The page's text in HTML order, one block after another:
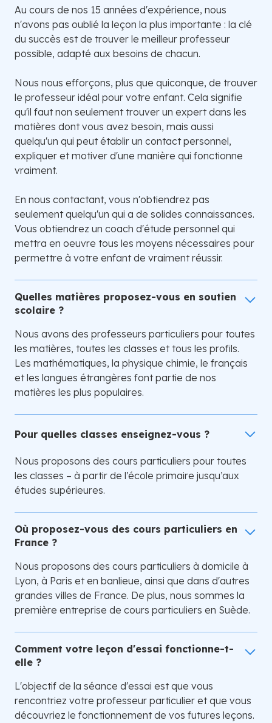
Au cours de nos 15 années d'expérience, nous
n'avons pas oublié la leçon la plus importante : la clé
du succès est de trouver le meilleur professeur
possible, adapté aux besoins de chacun.
Nous nous efforçons, plus que quiconque, de trouver
le professeur idéal pour votre enfant. Cela signifie
qu'il faut non seulement trouver un expert dans les
matières dont vous avez besoin, mais aussi
quelqu'un qui peut établir un contact personnel,
expliquer et motiver d'une manière qui fonctionne
vraiment.
En nous contactant, vous n'obtiendrez pas
seulement quelqu'un qui a de solides connaissances.
Vous obtiendrez un coach d'étude personnel qui
mettra en oeuvre tous les moyens nécessaires pour
permettre à votre enfant de vraiment réussir.
Quelles matières proposez-vous en soutien
scolaire ?
Nous avons des professeurs particuliers pour toutes
les matières, toutes les classes et tous les profils.
Les mathématiques, la physique chimie, le français
et les langues étrangères font partie de nos
matières les plus populaires.
Pour quelles classes enseignez-vous ?
Nous proposons des cours particuliers pour toutes
les classes – à partir de l’école primaire jusqu’aux
études supérieures.
Où proposez-vous des cours particuliers en
France ?
Nous proposons des cours particuliers à domicile à
Lyon, à Paris et en banlieue, ainsi que dans d'autres
grandes villes de France. De plus, nous sommes la
première entreprise de cours particuliers en Suède.
Comment votre leçon d'essai fonctionne-t-
elle ?
L'objectif de la séance d'essai est que vous
rencontriez votre professeur particulier et que vous
découvriez le fonctionnement de vos futures leçons.